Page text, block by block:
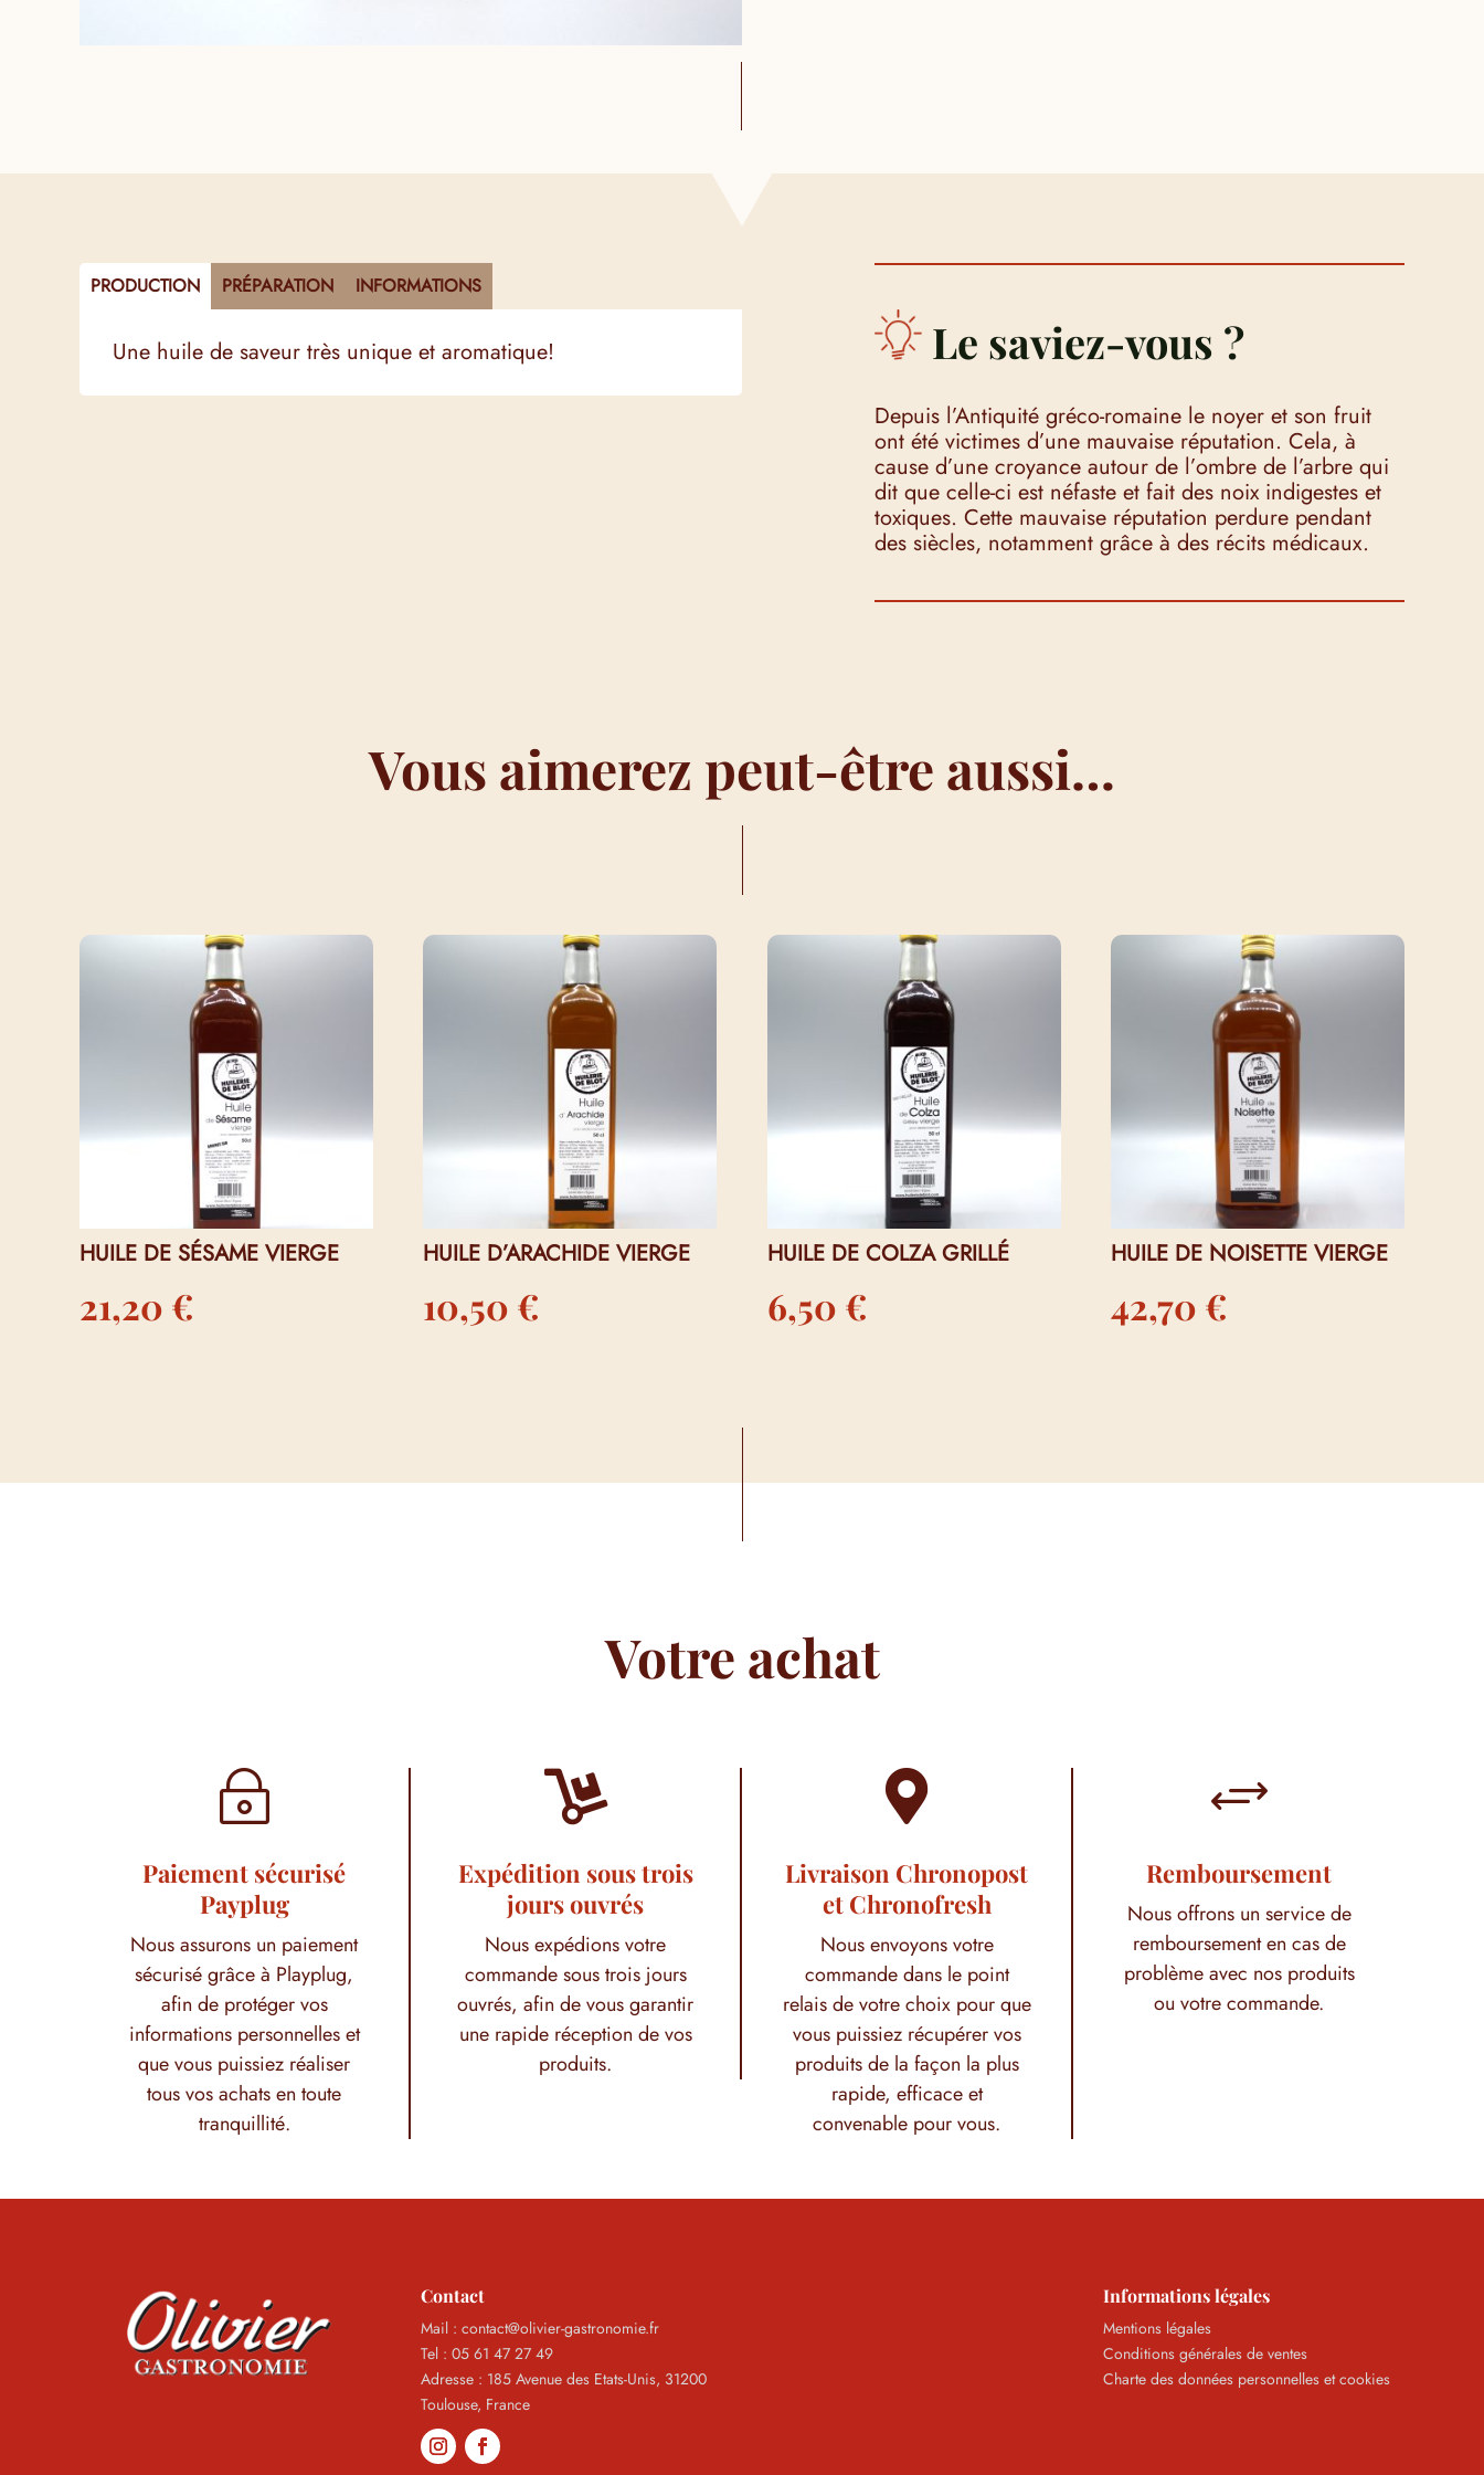
PRODUCTION PRÉPARATION INFORMATIONS
Une huile de saveur très unique et aromatique! Le saviez-vous ?
Depuis l’Antiquité gréco-romaine le noyer et son fruit
ont été victimes d’une mauvaise réputation. Cela, à
cause d’une croyance autour de l’ombre de l’arbre qui
dit que celle-ci est néfaste et fait des noix indigestes et
toxiques. Cette mauvaise réputation perdure pendant
des siècles, notamment grâce à des récits médicaux.
Vous aimerez peut-être aussi…
HUILE DE SÉSAME VIERGE
21,20 €
HUILE D’ARACHIDE VIERGE
10,50 €
HUILE DE COLZA GRILLÉ
6,50 €
HUILE DE NOISETTE VIERGE
42,70 €
Votre achat
~
Paiement sécurisé
Payplug
Nous assurons un paiement
sécurisé grâce à Playplug,
afin de protéger vos
informations personnelles et
que vous puissiez réaliser
tous vos achats en toute
tranquillité.

Expédition sous trois
jours ouvrés
Nous expédions votre
commande sous trois jours
ouvrés, afin de vous garantir
une rapide réception de vos
produits.

Livraison Chronopost
et Chronofresh
Nous envoyons votre
commande dans le point
relais de votre choix pour que
vous puissiez récupérer vos
produits de la façon la plus
rapide, efficace et
convenable pour vous.
+
Remboursement
Nous offrons un service de
remboursement en cas de
problème avec nos produits
ou votre commande.
Contact
Mail : contact@olivier-gastronomie.fr
Tel : 05 61 47 27 49
Adresse : 185 Avenue des Etats-Unis, 31200
Toulouse, France
Informations légales
Mentions légales
Conditions générales de ventes
Charte des données personnelles et cookies